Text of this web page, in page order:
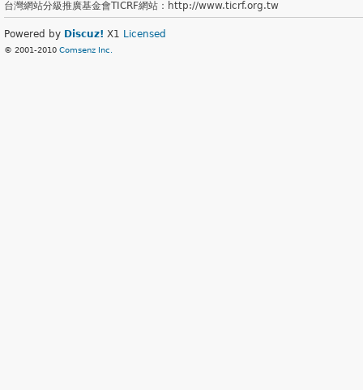
台灣網站分級推廣基金會TICRF網站：http://www.ticrf.org.tw
Powered by Discuz! X1 Licensed
© 2001-2010 Comsenz Inc.